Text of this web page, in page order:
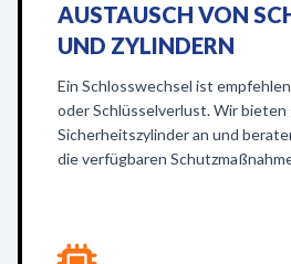
AUSTAUSCH VON
UND ZYLINDERN
Ein Schlosswechsel ist
oder Schlüsselverlust. Wir
Sicherheitszylinder an und
die verfügbaren